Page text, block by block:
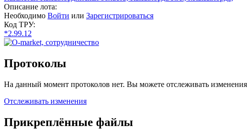
Описание лота:
Необходимо Войти или Зарегистрироваться
Код ТРУ:
*2.99.12
Протоколы
На данный момент протоколов нет. Вы можете отслеживать изменения
Отслеживать изменения
Прикреплённые файлы